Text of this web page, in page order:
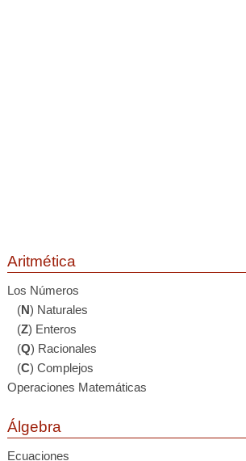
Aritmética
Los Números
(N) Naturales
(Z) Enteros
(Q) Racionales
(C) Complejos
Operaciones Matemáticas
Álgebra
Ecuaciones